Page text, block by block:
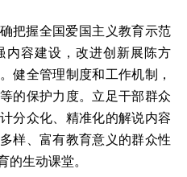
把握全国爱国主义教育示范
内容建设，改进创新展陈方
健全管理制度和工作机制，
的保护力度。立足干部群众
分众化、精准化的解说内容
样、富有教育意义的群众性
的生动课堂。